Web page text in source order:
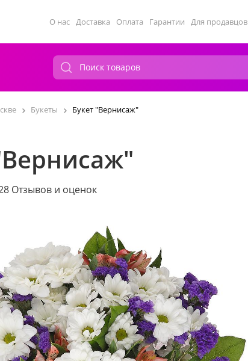
О нас Доставка Оплата Гарантии Для продавцов
Букеты Букет "Вернисаж"
Отзывов и оценок